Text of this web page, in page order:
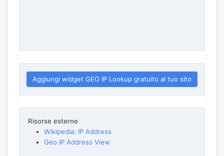
Aggiungi widget GEO IP Lookup gratuito al tuo sito
Risorse esterne
Wikipedia: IP Address
Geo IP Address View